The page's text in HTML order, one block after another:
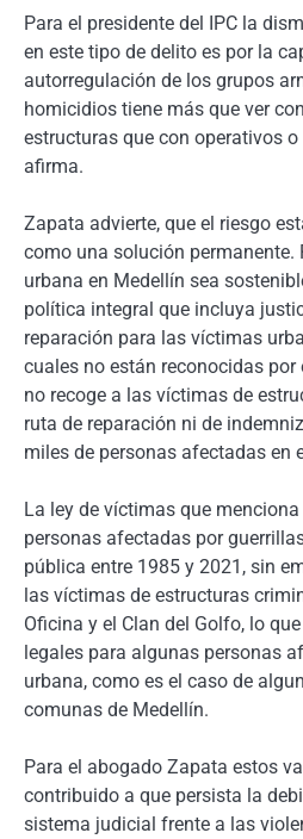
Para el presidente del IPC la
en este tipo de delito es por la
autorregulación de los grupos
homicidios tiene más que ver
estructuras que con operativos
afirma.
Zapata advierte, que el riesgo
como una solución permanente.
urbana en Medellín sea
política integral que incluya
reparación para las víctimas
cuales no están reconocidas por
no recoge a las víctimas de
ruta de reparación ni de
miles de personas afectadas en
La ley de víctimas que
personas afectadas por
pública entre 1985 y 2021, sin
las víctimas de estructuras
Oficina y el Clan del Golfo, lo
legales para algunas personas
urbana, como es el caso de
comunas de Medellín.
Para el abogado Zapata estos
contribuido a que persista la
sistema judicial frente a las